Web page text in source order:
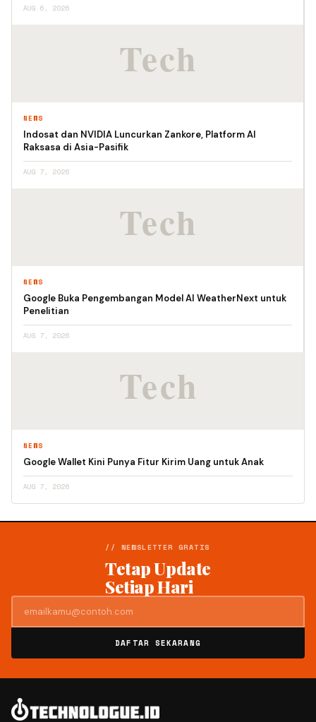
AUG 6, 2026
NEWS
Indosat dan NVIDIA Luncurkan Zankore, Platform AI
Raksasa di Asia-Pasifik
AUG 7, 2026
NEWS
Google Buka Pengembangan Model AI WeatherNext untuk
Penelitian
AUG 7, 2026
NEWS
Google Wallet Kini Punya Fitur Kirim Uang untuk Anak
AUG 7, 2026
// NEWSLETTER GRATIS
Tetap Update
Setiap Hari
DAFTAR SEKARANG